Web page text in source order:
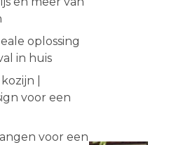
oplossing
in huis
|
voor een
voor een